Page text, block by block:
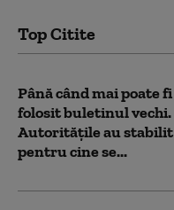
Top Citite
Până când mai poate fi
folosit buletinul vechi.
Autoritățile au stabilit
pentru cine se...